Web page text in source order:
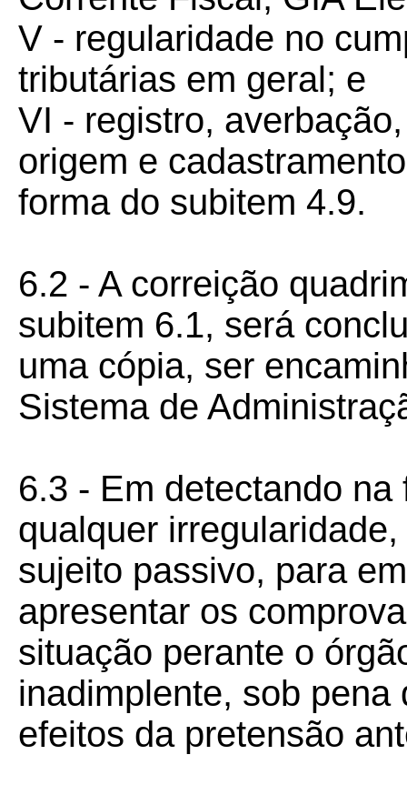
V - regularidade no
tributárias em geral; e
VI - registro,
origem e
forma do subitem 4.9.
6.2 - A correição
subitem 6.1, será
uma cópia, ser
Sistema de
6.3 - Em detectando
qualquer
sujeito passivo, para
apresentar os
situação perante o
inadimplente, sob
efeitos da pretensão